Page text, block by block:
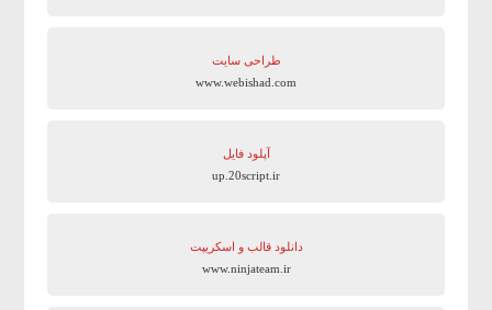
طراحی سایت
www.webishad.com
آپلود فایل
up.20script.ir
دانلود قالب و اسکریپت
www.ninjateam.ir